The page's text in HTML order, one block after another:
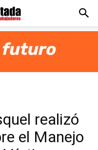
realizó
el Manejo